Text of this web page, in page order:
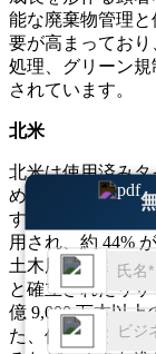
能な廃棄物管理
要が高まってお
処理、グリーン
されています。
北米
北米は使用済み
めており、世界の
す。 2023 年には
用され、約 44%
土木用途に使用
と確立されたリ
億 9,000 万本以上
た、使用済みタ